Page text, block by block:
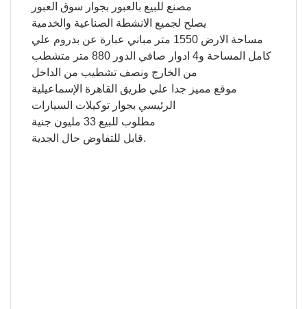
مصنع للبيع بالعبور بجوار سوق العبور
يصلح لجميع الانشطة الصناعية والخدمية
مساحة الارض 1550 متر مباني عبارة عن بدروم علي
كامل المساحة و4 ادوار صافي الدور 880 متر متشطب
من الخارج ونصف تشطيب من الداخل
موقع مميز جدا علي طريق القاهرة الإسماعيلية
الرئيسي بجوار توكيلات السيارات
مطلوب للبيع 33 مليون جنية
قابل للتفاوض حال الجدية.